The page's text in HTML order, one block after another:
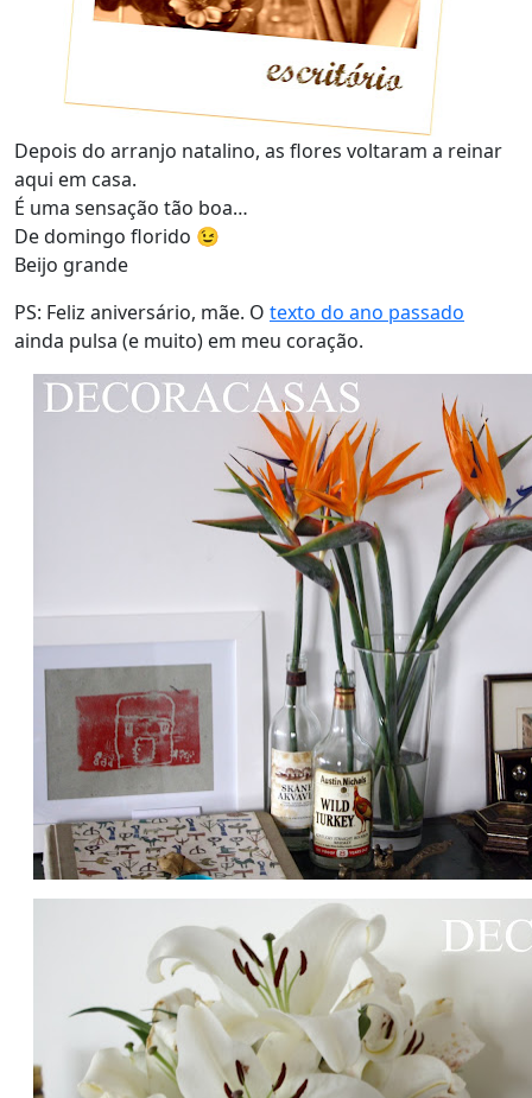
Depois do arranjo natalino, as flores voltaram a reinar
aqui em casa.
É uma sensação tão boa…
De domingo florido 😉
Beijo grande
PS: Feliz aniversário, mãe. O texto do ano passado
ainda pulsa (e muito) em meu coração.